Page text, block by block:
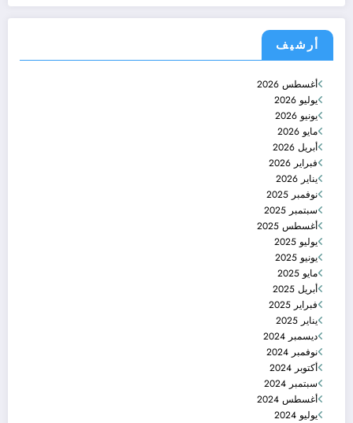
أرشيف
أغسطس 2026
يوليو 2026
يونيو 2026
مايو 2026
أبريل 2026
فبراير 2026
يناير 2026
نوفمبر 2025
سبتمبر 2025
أغسطس 2025
يوليو 2025
يونيو 2025
مايو 2025
أبريل 2025
فبراير 2025
يناير 2025
ديسمبر 2024
نوفمبر 2024
أكتوبر 2024
سبتمبر 2024
أغسطس 2024
يوليو 2024